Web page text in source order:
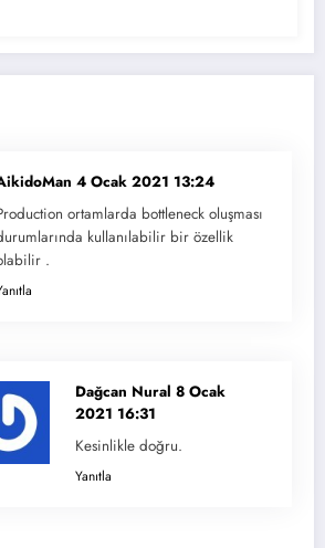
4 Ocak 2021 13:24
ortamlarda bottleneck oluşması
kullanılabilir bir özellik
.
Dağcan Nural 8 Ocak
2021 16:31
Kesinlikle doğru.
Yanıtla